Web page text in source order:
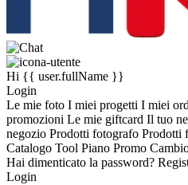
Hi {{ user.fullName }}
Login
Le mie foto I miei progetti I miei
promozioni Le mie giftcard Il tuo
negozio Prodotti fotografo Prodotti
Catalogo Tool Piano Promo
Hai dimenticato la password?
Login